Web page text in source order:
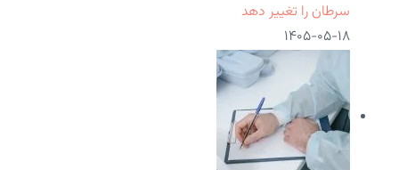
سرطان را تغییر دهد
۱۴۰۵-۰۵-۱۸